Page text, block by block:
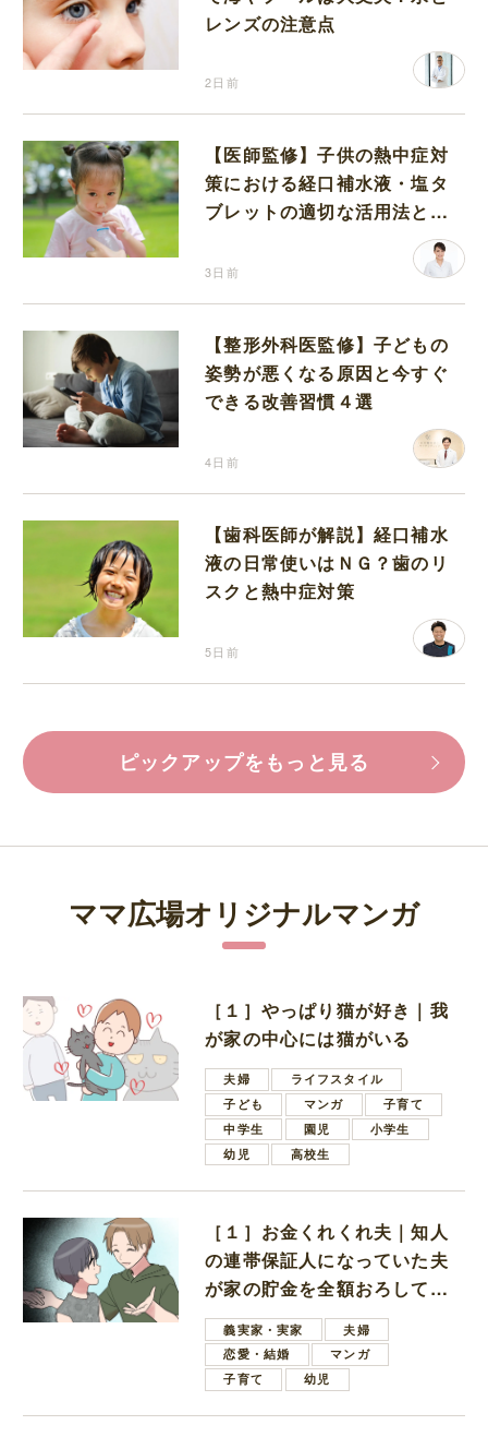
レンズの注意点
2日前
【医師監修】子供の熱中症対
策における経口補水液・塩タ
ブレットの適切な活用法と水
3日前
【整形外科医監修】子どもの
姿勢が悪くなる原因と今すぐ
できる改善習慣４選
4日前
【歯科医師が解説】経口補水
液の日常使いはＮＧ？歯のリ
スクと熱中症対策
5日前
ピックアップをもっと見る
ママ広場オリジナルマンガ
［１］やっぱり猫が好き｜我
が家の中心には猫がいる
夫婦
ライフスタイル
子ども
マンガ
子育て
中学生
園児
小学生
幼児
高校生
［１］お金くれくれ夫｜知人
の連帯保証人になっていた夫
が家の貯金を全額おろしてほ
しいと言ってきた
義実家・実家
夫婦
恋愛・結婚
マンガ
子育て
幼児